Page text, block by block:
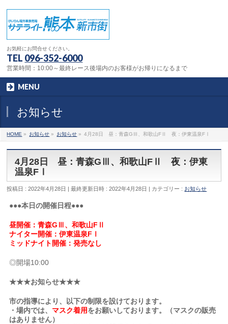
お気軽にお問合せください。
TEL 096-352-6000
営業時間：10:00～最終レース後場内のお客様がお帰りになるまで
MENU
お知らせ
HOME » お知らせ » お知らせ » 4月28日 昼：青森GⅢ、和歌山FⅡ 夜：伊東温泉FⅠ
4月28日 昼：青森GⅢ、和歌山FⅡ 夜：伊東
温泉FⅠ
投稿日 : 2022年4月28日 最終更新日時 : 2022年4月28日 カテゴリー : お知らせ
●●●本日の開催日程●●●
昼開催：青森GⅢ、和歌山FⅡ
ナイター開催：伊東温泉FⅠ
ミッドナイト開催：発売なし
◎開場10:00
★★★お知らせ★★★
市の指導により、以下の制限を設けております。
・場内では、 マスク着用をお願いしております。（マスクの販売
はありません）